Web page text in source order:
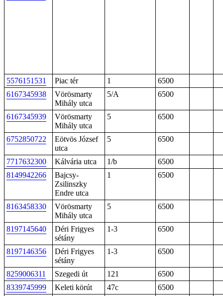
5576151531 Piac tér 1
6500
6167345938
Vörösmarty
Mihály utca
5/A 6500
6167345939
Vörösmarty
Mihály utca
5 6500
6752850722
Eötvös József
utca
5 6500
7717632300 Kálvária utca 1/b
6500
8149942266
Bajcsy-
Zsilinszky
Endre utca
1 6500
8163458330
Vörösmarty
Mihály utca
5 6500
8197145640
Déri Frigyes
sétány
1-3 6500
8197146356
Déri Frigyes
sétány
1-3 6500
8259006311 Szegedi út 121
6500
8339745999
Keleti körút 47c
6500